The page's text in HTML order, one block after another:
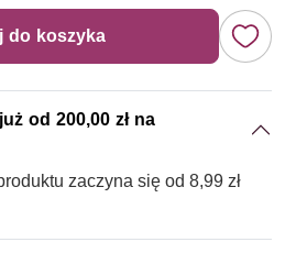
do koszyka
od 200,00 zł na
zaczyna się od 8,99 zł